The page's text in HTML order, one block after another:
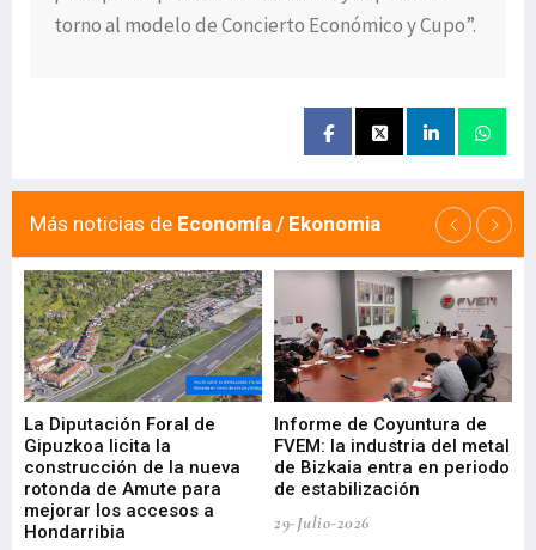
torno al modelo de Concierto Económico y Cupo”.
Más noticias de Economía / Ekonomia
La Diputación Foral de
Gipuzkoa licita la
construcción de la nueva
rotonda de Amute para
mejorar los accesos a
Hondarribia
Informe de Coyuntura de
FVEM: la industria del metal
de Bizkaia entra en periodo
de estabilización
29-Julio-2026